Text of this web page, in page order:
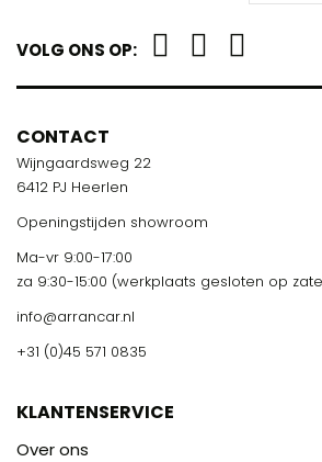
VOLG ONS OP:
CONTACT
Wijngaardsweg 22
6412 PJ Heerlen
Openingstijden showroom
Ma-vr 9:00-17:00
za 9:30-15:00 (werkplaats gesloten op
info@arrancar.nl
+31 (0)45 571 0835
KLANTENSERVICE
Over ons